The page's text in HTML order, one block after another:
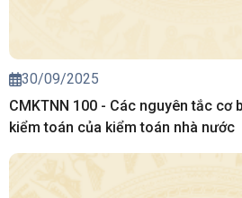
30/09/2025
CMKTNN 100 - Các nguyên tắc cơ
kiểm toán của kiểm toán nhà nước